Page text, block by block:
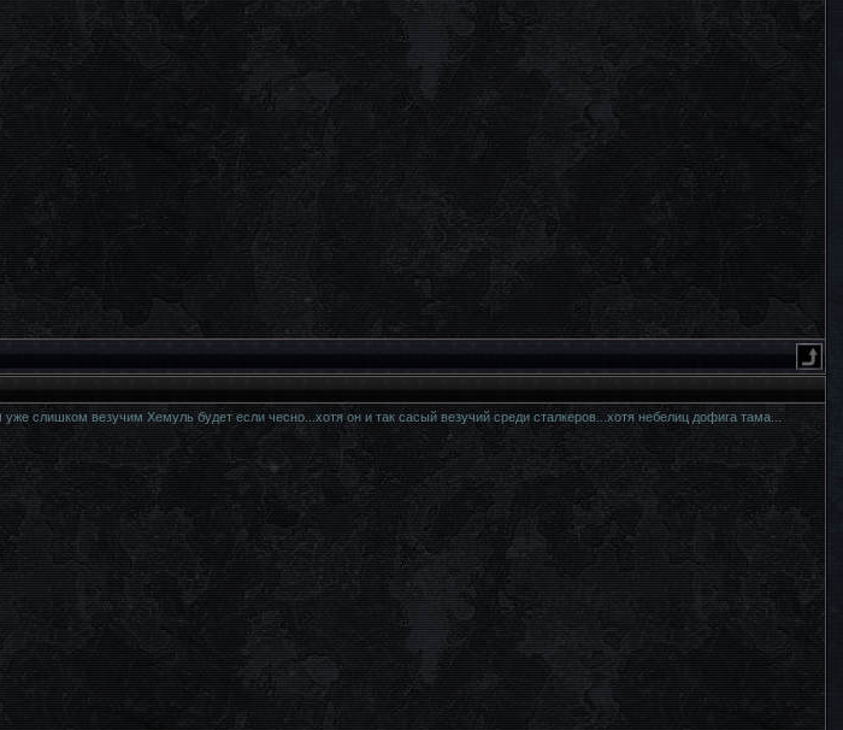
слишком везучим Хемуль будет если чесно...хотя он и так сасый везучий среди сталкеров...хотя небелиц дофига тама...